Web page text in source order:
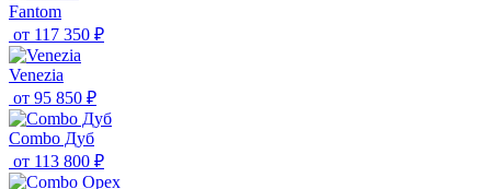
Fantom
от 117 350 ₽
Venezia
от 95 850 ₽
Combo Дуб
от 113 800 ₽